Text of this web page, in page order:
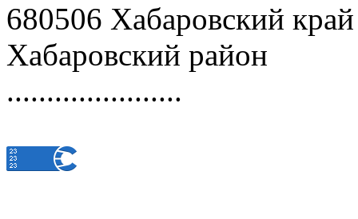
680506 Хабаровский край
Хабаровский район
......................